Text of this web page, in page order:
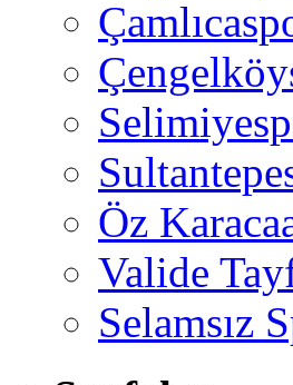
Öz
Valide
Selamsız